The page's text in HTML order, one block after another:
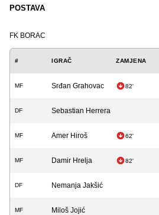
POSTAVA
FK BORAC
# IGRAČ ZAMJENA
MF Srđan Grahovac 82'
DF Sebastian Herrera
MF Amer Hiroš 62'
MF Damir Hrelja 82'
DF Nemanja Jakšić
MF Miloš Jojić